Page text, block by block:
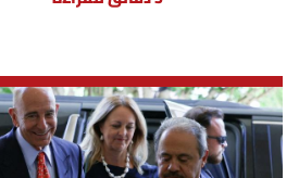
محليات
أسرار